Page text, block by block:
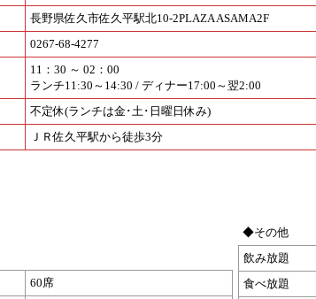
長野県佐久市佐久平駅北10-2PLAZA ASAMA2F
0267-68-4277
11：30 ～ 02：00
ランチ11:30～14:30 / ディナー17:00～翌2:00
不定休(ランチは金･土･日曜日休み)
ＪＲ佐久平駅から徒歩3分
60席
◆その他
飲み放題
食べ放題